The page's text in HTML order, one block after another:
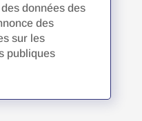
données des
des
sur les
publiques